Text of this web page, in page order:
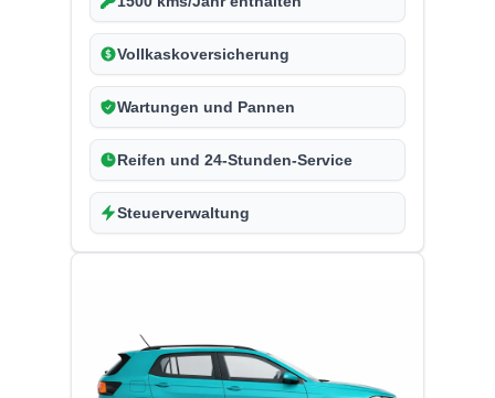
Vollkaskoversicherung
Wartungen und Pannen
Reifen und 24-Stunden-Service
Steuerverwaltung